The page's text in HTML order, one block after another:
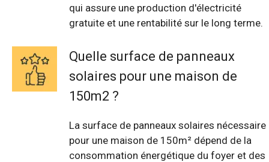
qui assure une production d'électricité
gratuite et une rentabilité sur le long terme.
Quelle surface de panneaux
solaires pour une maison de
150m2 ?
La surface de panneaux solaires nécessaire
pour une maison de 150m² dépend de la
consommation énergétique du foyer et des